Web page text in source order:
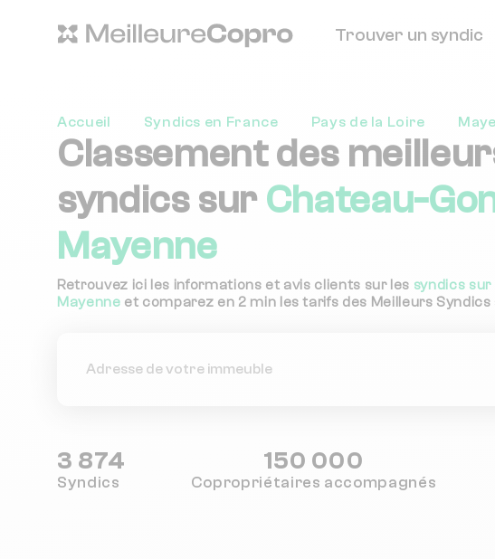
Trouver un syndic
Accueil Syndics en France Pays de la Loire
Classement des
syndics sur Chateau-
Mayenne
Retrouvez ici les informations et avis clients sur les syndics
Mayenne et comparez en 2 min les tarifs des Meilleurs Syndics
3 874
Syndics
150 000
Copropriétaires accompagnés